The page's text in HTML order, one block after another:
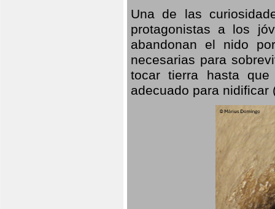
Una de las
protagonistas a los
abandonan el nido
necesarias para
tocar tierra hasta
adecuado para nidificar